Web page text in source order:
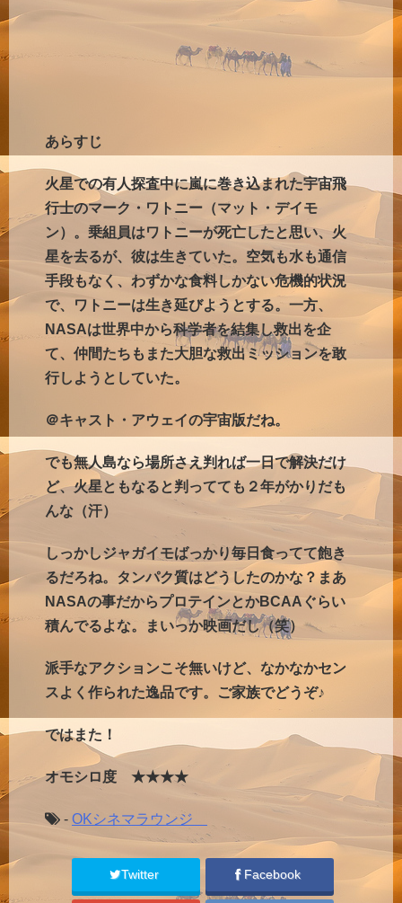
あらすじ
火星での有人探査中に嵐に巻き込まれた宇宙飛
行士のマーク・ワトニー（マット・デイモ
ン）。乗組員はワトニーが死亡したと思い、火
星を去るが、彼は生きていた。空気も水も通信
手段もなく、わずかな食料しかない危機的状況
で、ワトニーは生き延びようとする。一方、
NASAは世界中から科学者を結集し救出を企
て、仲間たちもまた大胆な救出ミッションを敢
行しようとしていた。
＠キャスト・アウェイの宇宙版だね。
でも無人島なら場所さえ判れば一日で解決だけ
ど、火星ともなると判ってても２年がかりだも
んな（汗）
しっかしジャガイモばっかり毎日食ってて飽き
るだろね。タンパク質はどうしたのかな？まあ
NASAの事だからプロテインとかBCAAぐらい
積んでるよな。まいっか映画だし（笑）
派手なアクションこそ無いけど、なかなかセン
スよく作られた逸品です。ご家族でどうぞ♪
ではまた！
オモシロ度 ★★★★
- OKシネマラウンジ
Twitter Facebook